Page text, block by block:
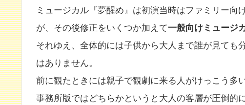
ミュージカル『夢醒め』は初演当時はファミリー向
が、その後修正をいくつか加えて一般向けミュージ
それゆえ、全体的には子供から大人まで誰が見ても
はありません。
前に観たときには親子で観劇に来る人がけっこう多
事務所版ではどちらかというと大人の客層が圧倒的